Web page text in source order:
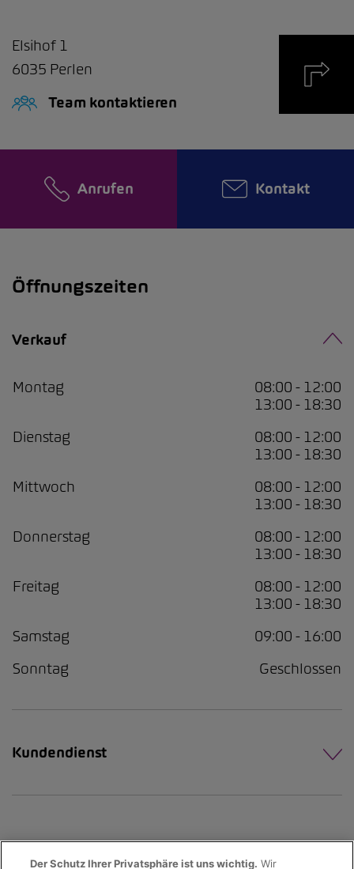
Elsihof 1
6035 Perlen
Team kontaktieren
Anrufen Kontakt
Öffnungszeiten
Verkauf
Montag
08:00 - 12:00
13:00 - 18:30
Dienstag
08:00 - 12:00
13:00 - 18:30
Mittwoch
08:00 - 12:00
13:00 - 18:30
Donnerstag
08:00 - 12:00
13:00 - 18:30
Freitag
08:00 - 12:00
13:00 - 18:30
Samstag
09:00 - 16:00
Sonntag
Geschlossen
Kundendienst
Der Schutz Ihrer Privatsphäre ist uns wichtig. Wir